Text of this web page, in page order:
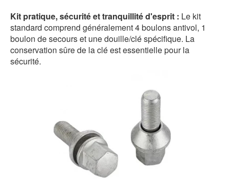
Kit pratique, sécurité et tranquillité d'esprit : Le kit
standard comprend généralement 4 boulons antivol, 1
boulon de secours et une douille/clé spécifique. La
conservation sûre de la clé est essentielle pour la
sécurité.